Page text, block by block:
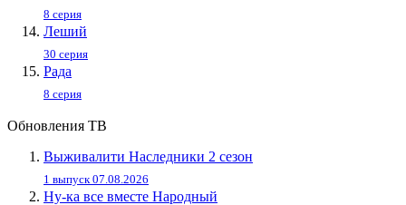
8 серия
Леший
30 серия
Рада
8 серия
Обновления ТВ
Выживалити Наследники 2 сезон
1 выпуск 07.08.2026
Ну-ка все вместе Народный